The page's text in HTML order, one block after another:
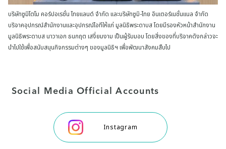
บริษัทซูมิโตโม คอร์ปอเรชั่น ไทยแลนด์ จำกัด และบริษัทซูมิ-ไทย อินเตอร์เนชั่นแนล จำกัด
บริจาคอุปกรณ์สำนักงานและอุปกรณ์ไอทีให้แก่ มูลนิธิพระดาบส โดยมีรองหัวหน้าสำนักงาน
มูลนิธิพระดาบส นาวาเอก ธนกฤต เสงี่ยมงาม เป็นผู้รับมอบ โดยสิ่งของที่บริจาคดังกล่าวจะ
นำไปใช้เพื่อสนับสนุนกิจกรรมต่างๆ ของมูลนิธิฯ เพื่อพัฒนาสังคมสืบไป
Social Media Official Accounts
Instagram